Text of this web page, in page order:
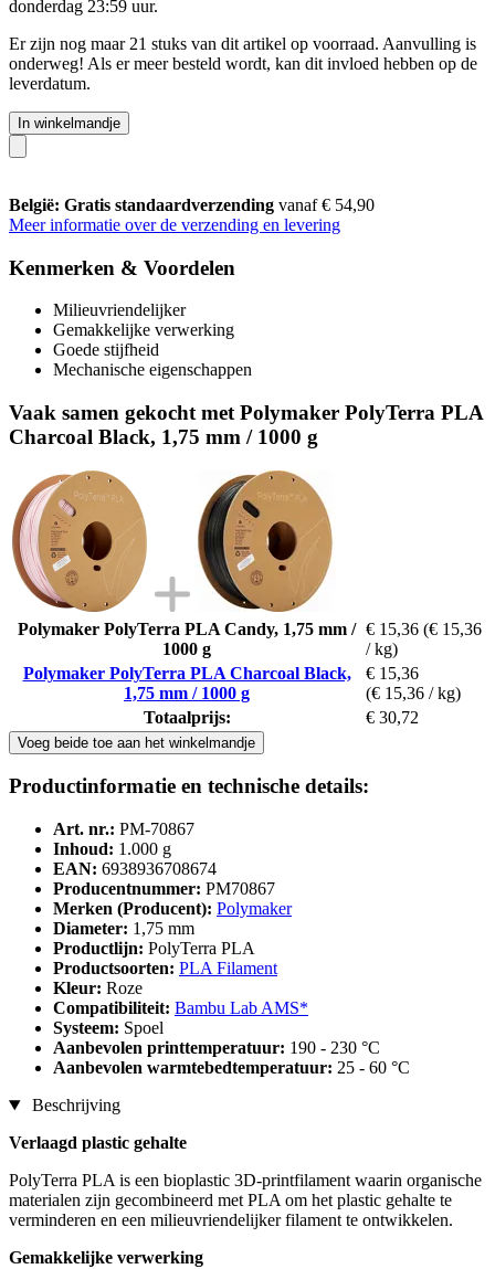
donderdag 23:59 uur.
Er zijn nog maar 21 stuks van dit artikel op voorraad. Aanvulling is
onderweg! Als er meer besteld wordt, kan dit invloed hebben op de
leverdatum.
In winkelmandje
België: Gratis standaardverzending vanaf € 54,90
Meer informatie over de verzending en levering
Kenmerken & Voordelen
Milieuvriendelijker
Gemakkelijke verwerking
Goede stijfheid
Mechanische eigenschappen
Vaak samen gekocht met Polymaker PolyTerra PLA
Charcoal Black, 1,75 mm / 1000 g
Polymaker PolyTerra PLA Candy, 1,75 mm /
1000 g
€ 15,36 (€ 15,36
/ kg)
Polymaker PolyTerra PLA Charcoal Black,
1,75 mm / 1000 g
€ 15,36
(€ 15,36 / kg)
Totaalprijs:
€ 30,72
Voeg beide toe aan het winkelmandje
Productinformatie en technische details:
Art. nr.: PM-70867
Inhoud: 1.000 g
EAN: 6938936708674
Producentnummer: PM70867
Merken (Producent): Polymaker
Diameter: 1,75 mm
Productlijn: PolyTerra PLA
Productsoorten: PLA Filament
Kleur: Roze
Compatibiliteit: Bambu Lab AMS*
Systeem: Spoel
Aanbevolen printtemperatuur: 190 - 230 °C
Aanbevolen warmtebedtemperatuur: 25 - 60 °C
Beschrijving
Verlaagd plastic gehalte
PolyTerra PLA is een bioplastic 3D-printfilament waarin organische
materialen zijn gecombineerd met PLA om het plastic gehalte te
verminderen en een milieuvriendelijker filament te ontwikkelen.
Gemakkelijke verwerking